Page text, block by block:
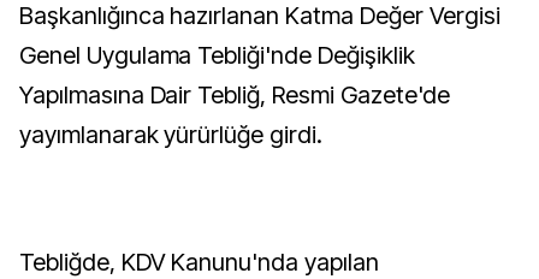
Başkanlığınca hazırlanan Katma Değer Vergisi
Genel Uygulama Tebliği'nde Değişiklik
Yapılmasına Dair Tebliğ, Resmi Gazete'de
yayımlanarak yürürlüğe girdi.
Tebliğde, KDV Kanunu'nda yapılan